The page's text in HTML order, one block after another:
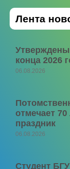
Лента
конца 2026
06.08.2026
отмечает
праздник
06.08.2026
Студент